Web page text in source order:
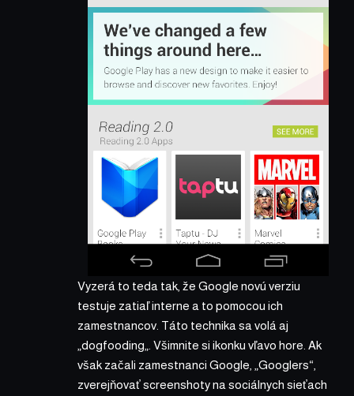
Vyzerá to teda tak, že Google novú verziu
testuje zatiaľ interne a to pomocou ich
zamestnancov. Táto technika sa volá aj
dogfooding „. Všimnite si ikonku vľavo hore. Ak
však začali zamestnanci Google, „Googlers“,
zverejňovať screenshoty na sociálnych sieťach